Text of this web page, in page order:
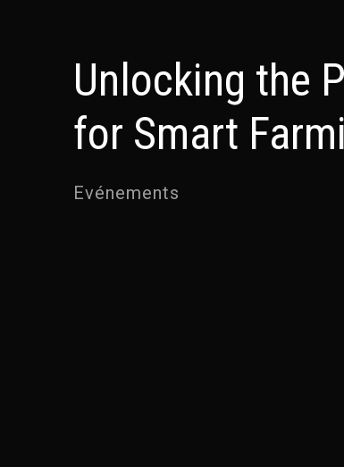
Unlocking the
for Smart
Evénements